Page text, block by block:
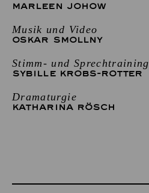
MARLEEN JOHOW
Musik und Video
OSKAR SMOLLNY
Stimm- und Sprechtraining
SYBILLE KROBS-ROTTER
Dramaturgie
KATHARINA RÖSCH